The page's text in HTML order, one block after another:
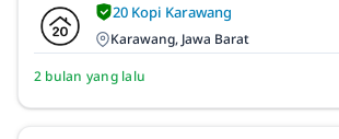
20 Kopi Karawang
Karawang, Jawa Barat
2 bulan yang lalu